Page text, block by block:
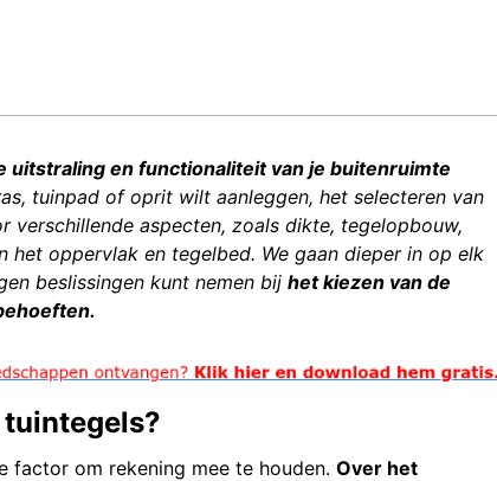
uitstraling en functionaliteit van je buitenruimte
tuinpad of oprit wilt aanleggen, het selecteren van
verschillende aspecten, zoals dikte, tegelopbouw,
het oppervlak en tegelbed. We gaan dieper in op elk
beslissingen kunt nemen bij het kiezen van de
factor om rekening mee te houden. Over het